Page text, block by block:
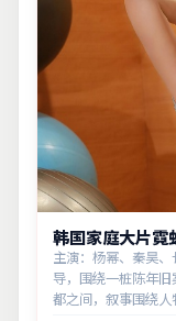
韩国家庭大片霓
主演：杨幂、秦昊
导，围绕一桩陈年
都之间，叙事围绕